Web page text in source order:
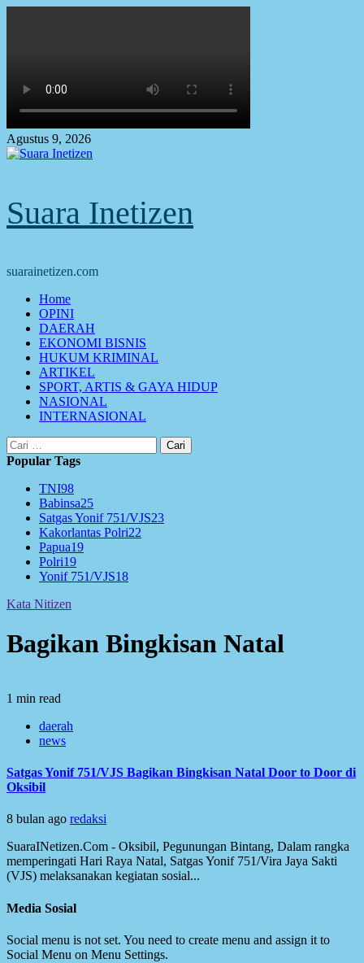
Agustus 9, 2026
Suara Inetizen
suarainetizen.com
Primary
Menu
Home
OPINI
DAERAH
EKONOMI BISNIS
HUKUM KRIMINAL
ARTIKEL
SPORT, ARTIS & GAYA HIDUP
NASIONAL
INTERNASIONAL
Cari
untuk:
Popular Tags
TNI98
Babinsa25
Satgas Yonif 751/VJS23
Kakorlantas Polri22
Papua19
Polri19
Yonif 751/VJS18
Kata Nitizen
Bagikan Bingkisan Natal
1 min read
daerah
news
Satgas Yonif 751/VJS Bagikan Bingkisan Natal Door to Door di
Oksibil
8 bulan ago redaksi
SuaraINetizen.Com - Oksibil, Pegunungan Bintang, Dalam rangka
memperingati Hari Raya Natal, Satgas Yonif 751/Vira Jaya Sakti
(VJS) melaksanakan kegiatan sosial...
Media Sosial
Social menu is not set. You need to create menu and assign it to
Social Menu on Menu Settings.